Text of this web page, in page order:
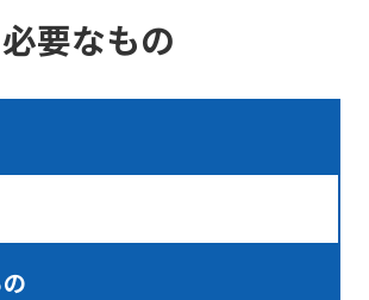
要なもの
translation.
The
translation
differ
the